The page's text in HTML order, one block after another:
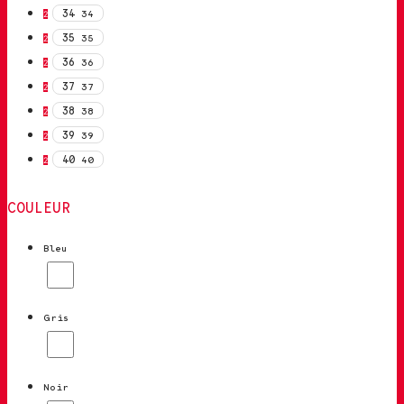
2 34 34
2 35 35
2 36 36
2 37 37
2 38 38
2 39 39
2 40 40
COULEUR
Bleu
Gris
Noir